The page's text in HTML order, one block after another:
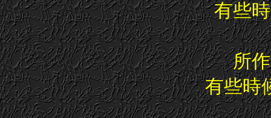
有些
所
有些時